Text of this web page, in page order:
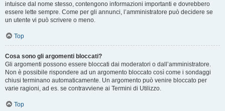
intuisce dal nome stesso, contengono informazioni importanti e dovrebbero
essere lette sempre. Come per gli annunci, l’amministratore può decidere se
un utente vi può scrivere o meno.
Top
Cosa sono gli argomenti bloccati?
Gli argomenti possono essere bloccati dai moderatori o dall’amministratore.
Non è possibile rispondere ad un argomento bloccato così come i sondaggi
chiusi terminano automaticamente. Un argomento può venire bloccato per
varie ragioni, ad es. se contravviene ai Termini di Utilizzo.
Top